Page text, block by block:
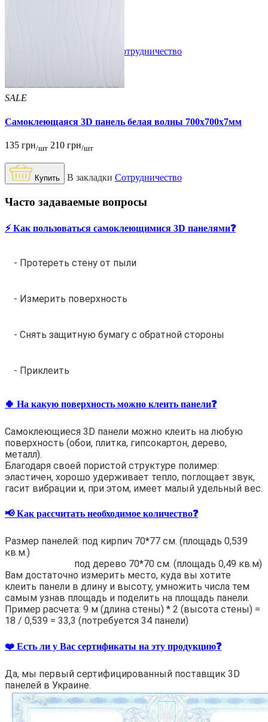
Сотрудничество
SALE
Самоклеющаяся 3D панель белая волны 700x700x7мм
135 грн/шт 210 грн/шт
Купить В закладки Сотрудничество
Часто задаваемые вопросы
⚡️ Как пользоваться самоклеющимися 3D панелями❓
- Протереть стену от пыли
- Измерить поверхность
- Снять защитную бумагу с обратной стороны
- Приклеить
🍀 На какую поверхность можно клеить панели❓
Самоклеющиеся 3D панели можно клеить на любую
поверхность (обои, плитка, гипсокартон, дерево,
металл).
Благодаря своей пористой структуре полимер:
эластичен, хорошо удерживает тепло, поглощает звук,
гасит вибрации и, при этом, имеет малый удельный вес.
📢 Как рассчитать необходимое количество❓
Размер панелей: под кирпич 70*77 см. (площадь 0,539
кв.м.)
под дерево 70*70 см. (площадь 0,49 кв.м)
Вам достаточно измерить место, куда вы хотите
клеить панели в длину и высоту, умножить числа тем
самым узнав площадь и поделить на площадь панели.
Пример расчета: 9 м (длина стены) * 2 (высота стены) =
18 / 0,539 = 33,3 (потребуется 34 панели)
❤️ Есть ли у Вас сертификаты на эту продукцию❓
Да, мы первый сертифицированный поставщик 3D
панелей в Украине.